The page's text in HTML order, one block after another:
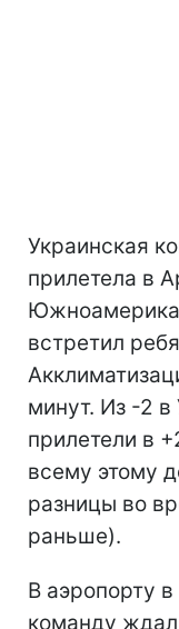
Украинская
прилетела в
встретил
минут. Из -2 в
прилетели в
всему этому
разницы во
раньше).
В аэропорту
команду